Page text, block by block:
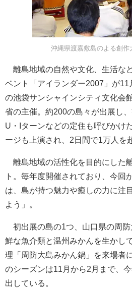
沖縄県渡嘉敷島のよる創作
離島地域の自然や文化、生活な
ベント「アイランダー2007」が
の池袋サンシャインシティ文化会
省の主催。約200の島々が出展し
U・Iターンなどの定住も呼びかけ
ージも上演され、2日間で1万人を
離島地域の活性化を目的にした
ト。毎年度開催されており、今回
は、島が持つ魅力や癒しの力に注
よう」。
初出展の島の1つ、山口県の周
鮮な魚介類と温州みかんを生かし
理「周防大島みかん鍋」を来場者
のシーズンは11月から2月まで、
出している。